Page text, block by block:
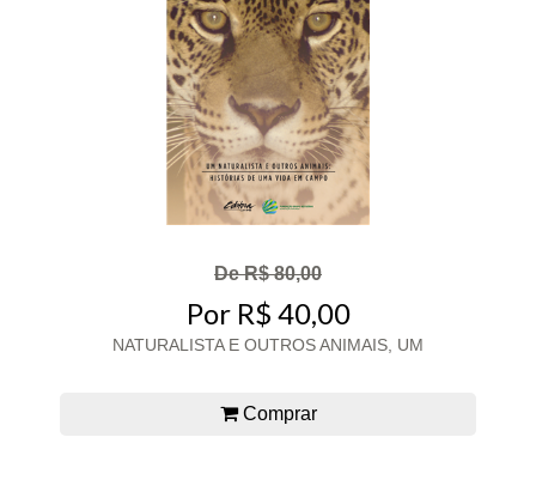
De R$ 80,00
Por R$ 40,00
NATURALISTA E OUTROS ANIMAIS, UM
Comprar